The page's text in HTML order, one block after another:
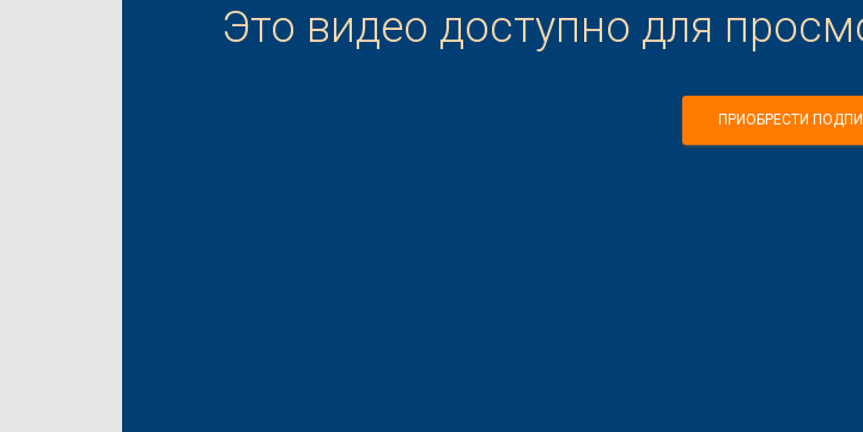
Это видео доступно для
ПРИОБРЕСТИ